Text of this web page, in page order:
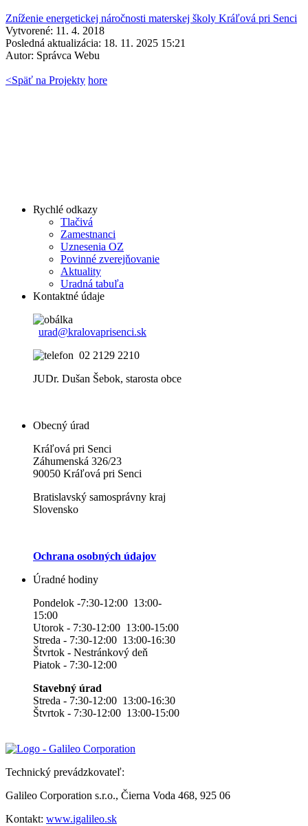
Zníženie energetickej náročnosti materskej školy Kráľová pri Senci
Vytvorené: 11. 4. 2018
Posledná aktualizácia: 18. 11. 2025 15:21
Autor: Správca Webu
<Späť na Projekty hore
Rychlé odkazy
Tlačivá
Zamestnanci
Uznesenia OZ
Povinné zverejňovanie
Aktuality
Uradná tabuľa
Kontaktné údaje
urad@kralovaprisenci.sk
02 2129 2210
JUDr. Dušan Šebok, starosta obce
Obecný úrad
Kráľová pri Senci
Záhumenská 326/23
90050 Kráľová pri Senci
Bratislavský samosprávny kraj
Slovensko
Ochrana osobných údajov
Úradné hodiny
Pondelok -7:30-12:00 13:00-
15:00
Utorok - 7:30-12:00 13:00-15:00
Streda - 7:30-12:00 13:00-16:30
Štvrtok - Nestránkový deň
Piatok - 7:30-12:00
Stavebný úrad
Streda - 7:30-12:00 13:00-16:30
Štvrtok - 7:30-12:00 13:00-15:00
Technický prevádzkovateľ:
Galileo Corporation s.r.o., Čierna Voda 468, 925 06
Kontakt: www.igalileo.sk